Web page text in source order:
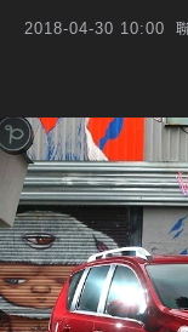
2018-04-30 10:00